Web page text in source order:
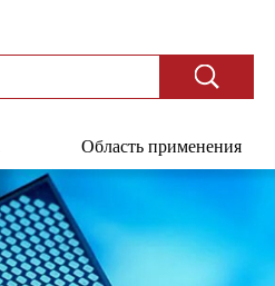
Область применения